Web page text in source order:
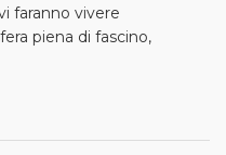
faranno vivere
piena di fascino,